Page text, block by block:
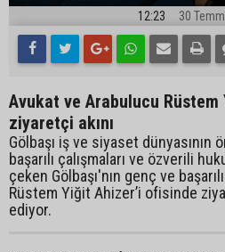
12:23 30
Avukat ve Arabulucu
ziyaretçi akını
Gölbaşı iş ve siyaset dünyasının
başarılı çalışmaları ve özverili
çeken Gölbaşı'nın genç ve
Rüstem Yiğit Ahizer’i ofisinde
ediyor.